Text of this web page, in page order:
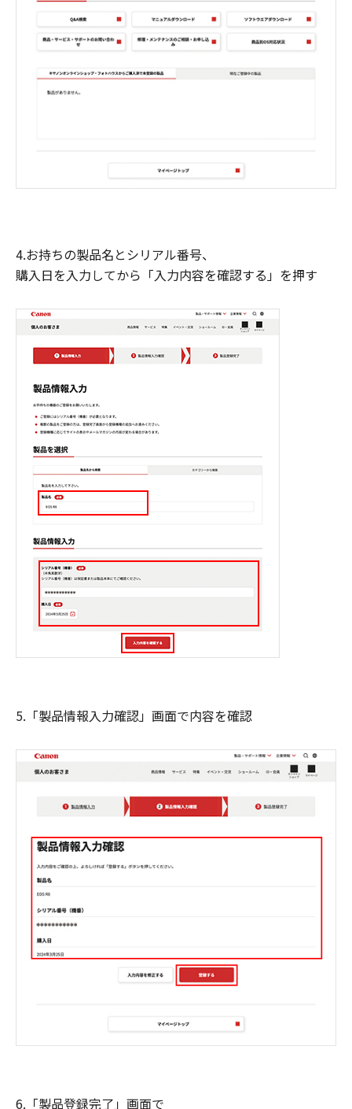
4.お持ちの製品名とシリアル番号、
購入日を入力してから「入力内容を確認する」を押す
5.「製品情報入力確認」画面で内容を確認
6.「製品登録完了」画面で